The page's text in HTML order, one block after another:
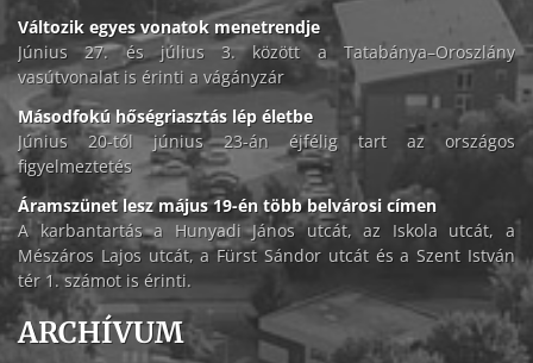
Változik egyes vonatok menetrendje
Június 27. és július 3. között a Tatabánya–Oroszlány
vasútvonalat is érinti a vágányzár
Másodfokú hőségriasztás lép életbe
Június 20-tól június 23-án éjfélig tart az országos
figyelmeztetés
Áramszünet lesz május 19-én több belvárosi címen
A karbantartás a Hunyadi János utcát, az Iskola utcát, a
Mészáros Lajos utcát, a Fürst Sándor utcát és a Szent István
tér 1. számot is érinti.
ARCHÍVUM